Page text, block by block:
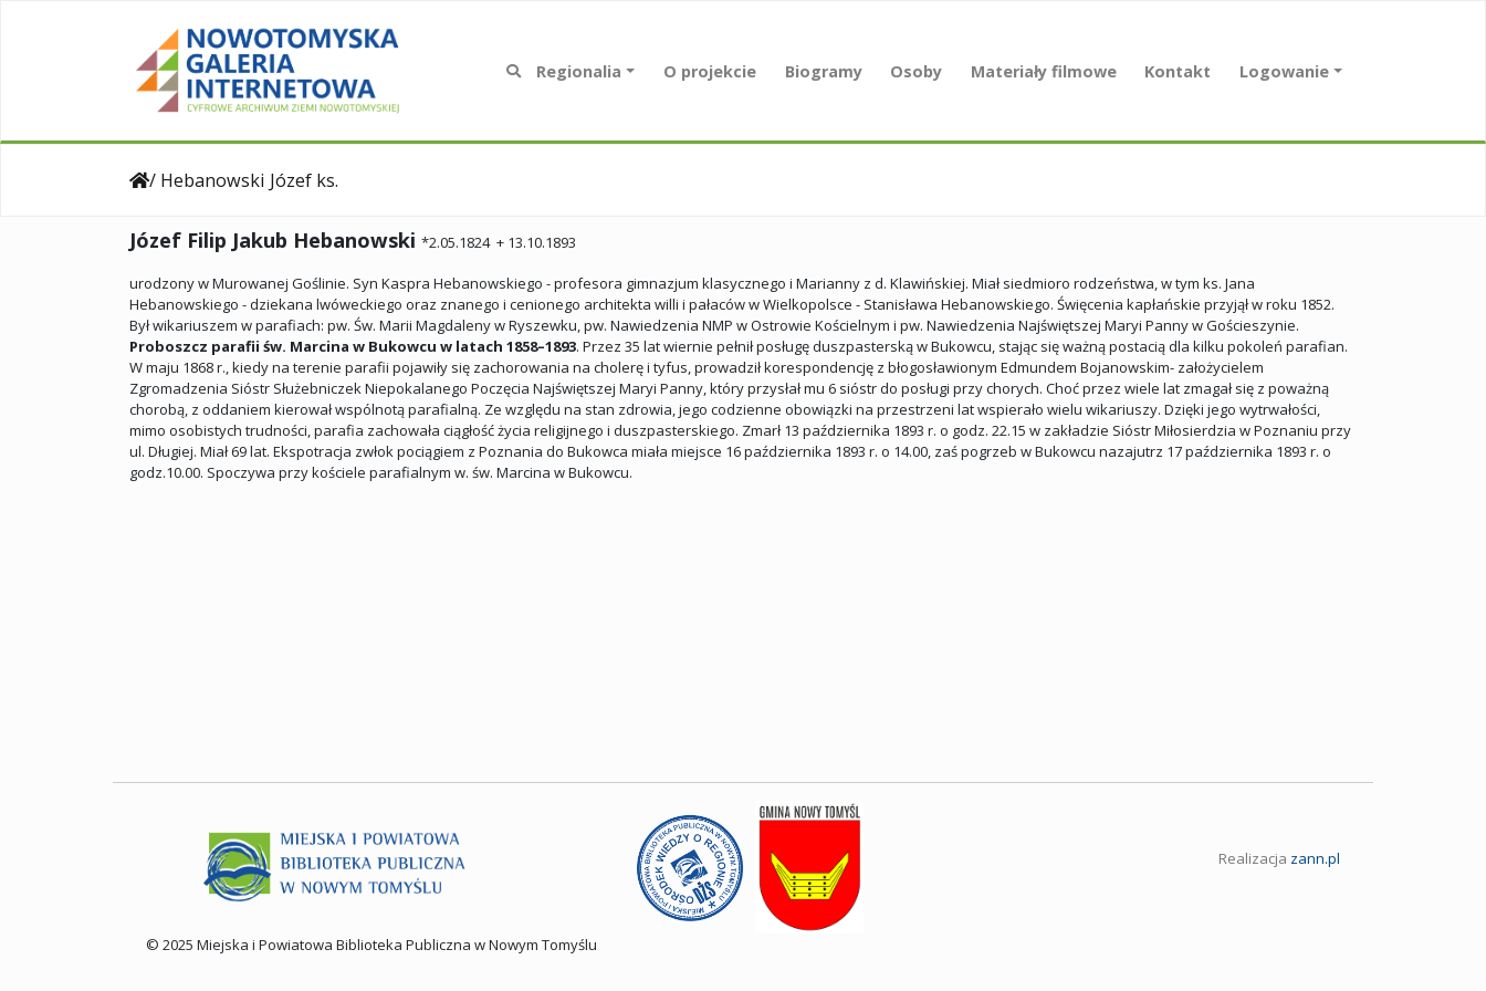
Regionalia O projekcie Biogramy Osoby Materiały filmowe Kontakt Logowanie
/ Hebanowski Józef ks.
Józef Filip Jakub Hebanowski *2.05.1824 + 13.10.1893
urodzony w Murowanej Goślinie. Syn Kaspra Hebanowskiego - profesora gimnazjum klasycznego i Marianny z d. Klawińskiej. Miał siedmioro rodzeństwa, w tym ks. Jana
Hebanowskiego - dziekana lwóweckiego oraz znanego i cenionego architekta willi i pałaców w Wielkopolsce - Stanisława Hebanowskiego. Święcenia kapłańskie przyjął w roku 1852.
Był wikariuszem w parafiach: pw. Św. Marii Magdaleny w Ryszewku, pw. Nawiedzenia NMP w Ostrowie Kościelnym i pw. Nawiedzenia Najświętszej Maryi Panny w Gościeszynie.
Proboszcz parafii św. Marcina w Bukowcu w latach 1858–1893. Przez 35 lat wiernie pełnił posługę duszpasterską w Bukowcu, stając się ważną postacią dla kilku pokoleń parafian.
W maju 1868 r., kiedy na terenie parafii pojawiły się zachorowania na cholerę i tyfus, prowadził korespondencję z błogosławionym Edmundem Bojanowskim- założycielem
Zgromadzenia Sióstr Służebniczek Niepokalanego Poczęcia Najświętszej Maryi Panny, który przysłał mu 6 sióstr do posługi przy chorych. Choć przez wiele lat zmagał się z poważną
chorobą, z oddaniem kierował wspólnotą parafialną. Ze względu na stan zdrowia, jego codzienne obowiązki na przestrzeni lat wspierało wielu wikariuszy. Dzięki jego wytrwałości,
mimo osobistych trudności, parafia zachowała ciągłość życia religijnego i duszpasterskiego. Zmarł 13 października 1893 r. o godz. 22.15 w zakładzie Sióstr Miłosierdzia w Poznaniu przy
ul. Długiej. Miał 69 lat. Ekspotracja zwłok pociągiem z Poznania do Bukowca miała miejsce 16 października 1893 r. o 14.00, zaś pogrzeb w Bukowcu nazajutrz 17 października 1893 r. o
godz.10.00. Spoczywa przy kościele parafialnym w. św. Marcina w Bukowcu.
Realizacja zann.pl
© 2025 Miejska i Powiatowa Biblioteka Publiczna w Nowym Tomyślu